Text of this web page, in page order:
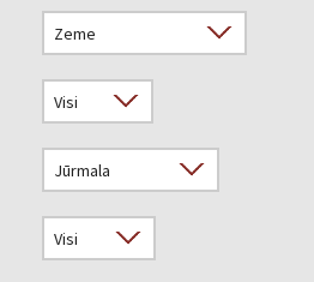
Novērtēt īpašumu
Uzņēmums
Pakalpojumi